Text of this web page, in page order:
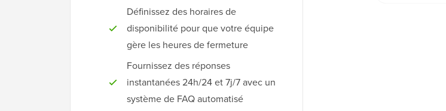
Définissez des horaires de
disponibilité pour que votre équipe
gère les heures de fermeture
Fournissez des réponses
instantanées 24h/24 et 7j/7 avec un
système de FAQ automatisé